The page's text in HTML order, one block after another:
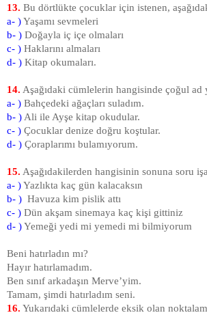
13. Bu dörtlükte çocuklar için istenen,
a- )Yaşamı sevmeleri
b- ) Doğayla iç içe olmaları
c- ) Haklarını almaları
d- ) Kitap okumaları.
14. Aşağıdaki cümlelerin hangisinde çoğul ad
a- ) Bahçedeki ağaçları suladım.
b- ) Ali ile Ayşe kitap okudular.
c- ) Çocuklar denize doğru koştular.
d- ) Çoraplarımı bulamıyorum.
15. Aşağıdakilerden hangisinin sonuna soru
a- )Yazlıkta kaç gün kalacaksın
b- ) Havuza kim pislik attı
c- ) Dün akşam sinemaya kaç kişi gittiniz
d- )Yemeği yedi mi yemedi mi bilmiyorum
Beni hatırladın mı?
Hayır hatırlamadım.
Ben sınıf arkadaşın Merve’yim.
Tamam, şimdi hatırladım seni.
16. Yukarıdaki cümlelerde eksik olan